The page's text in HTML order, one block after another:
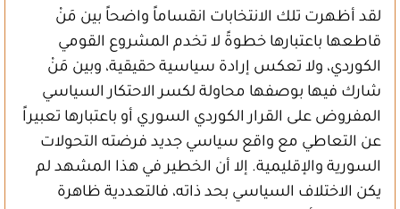
لقد أظهرت تلك الانتخابات انقساماً واضحاً بين مَنْ
قاطعها باعتبارها خطوةً لا تخدم المشروع القومي
الكوردي، ولا تعكس إرادة سياسية حقيقية، وبين مَنْ
شارك فيها بوصفها محاولة لكسر الاحتكار السياسي
المفروض على القرار الكوردي السوري أو باعتبارها تعبيراً
عن التعاطي مع واقع سياسي جديد فرضته التحولات
السورية والإقليمية. إلا أن الخطير في هذا المشهد لم
يكن الاختلاف السياسي بحد ذاته، فالتعددية ظاهرة